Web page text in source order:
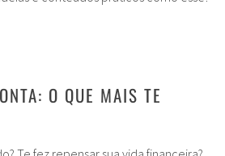
O QUE MAIS TE